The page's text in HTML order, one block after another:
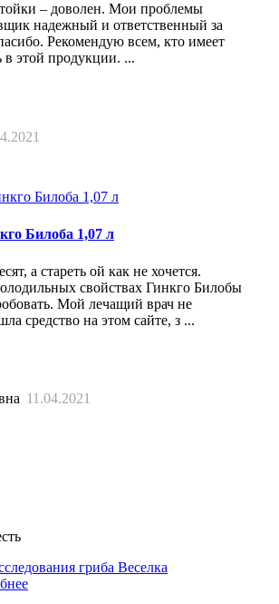
– доволен. Мои проблемы
надежный и ответственный за
Рекомендую всем, кто имеет
в этой продукции. ...
Билоба 1,07 л
а стареть ой как не хочется.
свойствах Гинкго Билобы
Мой лечащий врач не
средство на этом сайте, з ...
11.04.2021